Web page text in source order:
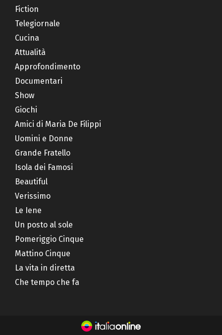
Fiction
Telegiornale
Cucina
Attualità
Approfondimento
Documentari
Show
Giochi
Amici di Maria De Filippi
Uomini e Donne
Grande Fratello
Isola dei Famosi
Beautiful
Verissimo
Le Iene
Un posto al sole
Pomeriggio Cinque
Mattino Cinque
La vita in diretta
Che tempo che fa